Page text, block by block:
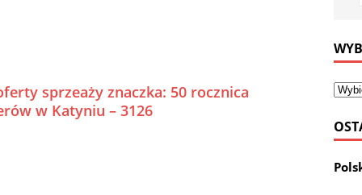
sprzeaży znaczka: 50 rocznica
w Katyniu – 3126